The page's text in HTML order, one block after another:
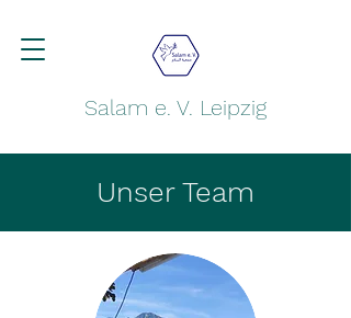
Salam e. V. Leipzig
Unser Team